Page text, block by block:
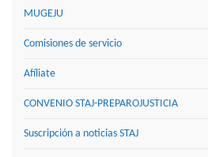
MUGEJU
Comisiones de servicio
Afíliate
CONVENIO STAJ-PREPAROJUSTICIA
Suscripción a noticias STAJ